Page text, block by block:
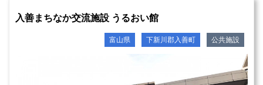
入善まちなか交流施設 うるおい館
富山県 下新川郡入善町 公共施設